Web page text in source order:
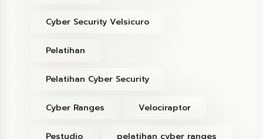
Cyber Security Velsicuro
Pelatihan
Pelatihan Cyber Security
Cyber Ranges Velociraptor
Pestudio pelatihan cyber ranges